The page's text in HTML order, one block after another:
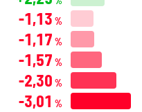
-1,13 %
-1,17 %
-1,57 %
-2,30 %
-3,01 %